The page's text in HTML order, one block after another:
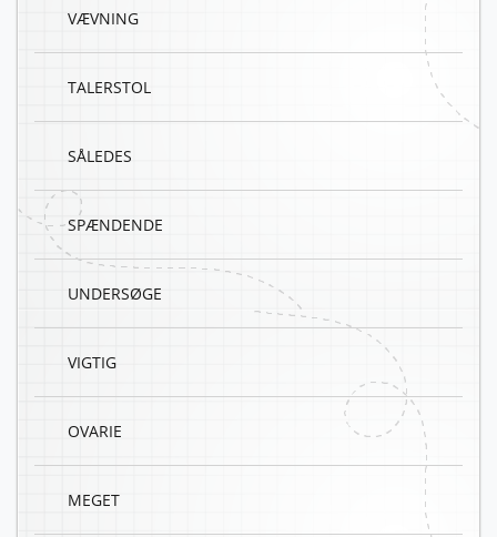
VÆVNING
TALERSTOL
SÅLEDES
SPÆNDENDE
UNDERSØGE
VIGTIG
OVARIE
MEGET